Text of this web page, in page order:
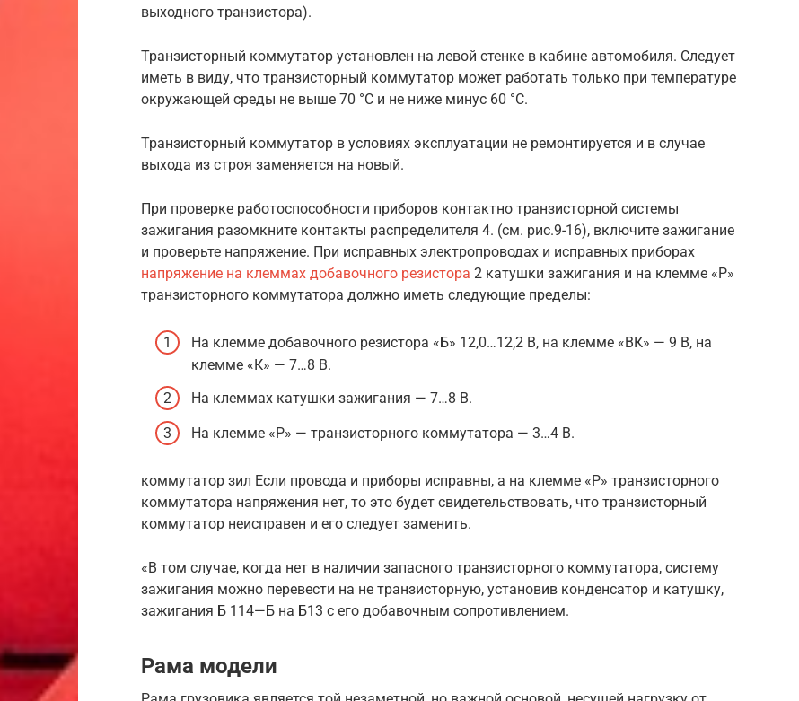
выходного транзистора).
Транзисторный коммутатор установлен на левой стенке в кабине автомобиля. Следует
иметь в виду, что транзисторный коммутатор может работать только при температуре
окружающей среды не выше 70 °С и не ниже минус 60 °С.
Транзисторный коммутатор в условиях эксплуатации не ремонтируется и в случае
выхода из строя заменяется на новый.
При проверке работоспособности приборов контактно транзисторной системы
зажигания разомкните контакты распределителя 4. (см. рис.9-16), включите зажигание
и проверьте напряжение. При исправных электропроводах и исправных приборах
напряжение на клеммах добавочного резистора 2 катушки зажигания и на клемме «Р»
транзисторного коммутатора должно иметь следующие пределы:
На клемме добавочного резистора «Б» 12,0…12‚2 В, на клемме «ВК» — 9 В, на
клемме «К» — 7…8 В.
На клеммах катушки зажигания — 7…8 В.
На клемме «Р» — транзисторного коммутатора — 3…4 В.
коммутатор зил Если провода и приборы исправны, а на клемме «Р» транзисторного
коммутатора напряжения нет, то это будет свидетельствовать, что транзисторный
коммутатор неисправен и его следует заменить.
«В том случае, когда нет в наличии запасного транзисторного коммутатора, систему
зажигания можно перевести на не транзисторную, установив конденсатор и катушку,
зажигания Б 114—Б на Б13 с его добавочным сопротивлением.
Рама модели